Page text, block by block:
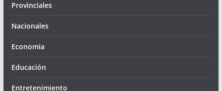
Provinciales
Nacionales
Economia
Educación
Entretenimiento